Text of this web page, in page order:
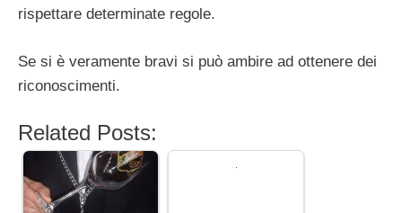
rispettare determinate regole.
Se si è veramente bravi si può ambire ad ottenere dei
riconoscimenti.
Related Posts: